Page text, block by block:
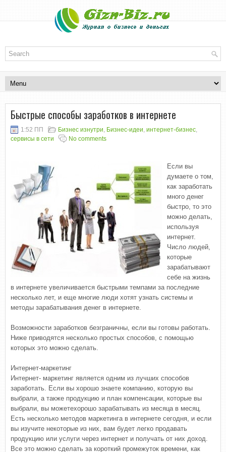
Быстрые способы заработков в интернете
1:52 ПП Бизнес изнутри, Бизнес-идеи, интернет-бизнес,
сервисы в сети
No comments
Если вы
думаете о том,
как заработать
много денег
быстро, то это
можно делать,
используя
интернет.
Число людей,
которые
зарабатывают
себе на жизнь
в интернете увеличивается быстрыми темпами за последние
несколько лет, и еще многие люди хотят узнать системы и
методы зарабатывания денег в интернете.
Возможности заработков безграничны, если вы готовы работать.
Ниже приводятся несколько простых способов, с помощью
которых это можно сделать.
Интернет-маркетинг
Интернет- маркетинг является одним из лучших способов
заработать. Если вы хорошо знаете компанию, которую вы
выбрали, а также продукцию и план компенсации, которые вы
выбрали, вы можетехорошо зарабатывать из месяца в месяц.
Есть несколько методов маркетинга в интернете сегодня, и если
вы изучите некоторые из них, вам будет легко продавать
продукцию или услуги через интернет и получать от них доход.
Все это можно сделать за короткий промежуток времени, как